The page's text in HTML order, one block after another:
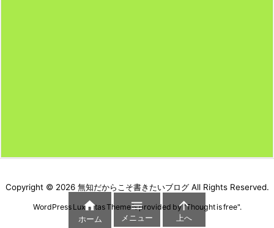
Copyright © 2026 無知だからこそ書きたいブログAll Rights Reserved.
WordPress Luxeritas Theme is provided by "Thought is free".

ホーム

メニュー

上へ